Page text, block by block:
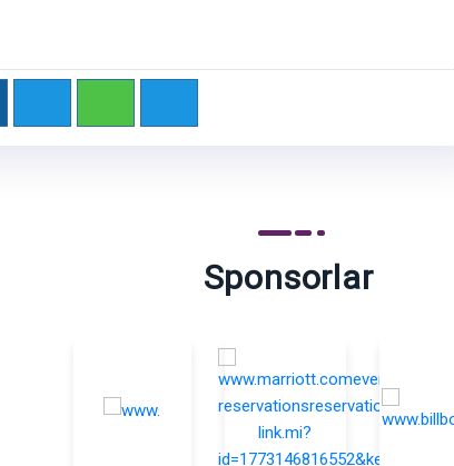
Sponsorlar